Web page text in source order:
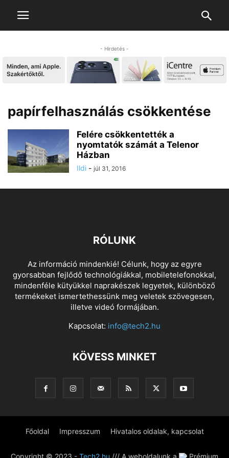
- Hirdetés -
papírfelhasználás csökkentése
Felére csökkentették a
nyomtatók számát a Telenor
Házban
Ildi - júl 31, 2016
RÓLUNK
Az információ mindenkié! Célunk, hogy az egyre
gyorsabban fejlődő technológiákkal, mobiletelefonokkal,
mindenféle kütyükkel naprakészek legyetek, különböző
termékeket ismertethessünk meg veletek szövegesen,
illetve videó formájában.
Kapcsolat: info@tech2.hu
KÖVESS MINKET
Főoldal Impresszum Hivatalos oldalak, kapcsolat